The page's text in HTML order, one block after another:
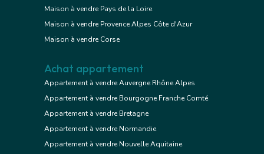
Maison à vendre Pays de la Loire
Maison à vendre Provence Alpes Côte d'Azur
Maison à vendre Corse
Achat appartement
Appartement à vendre Auvergne Rhône Alpes
Appartement à vendre Bourgogne Franche Comté
Appartement à vendre Bretagne
Appartement à vendre Normandie
Appartement à vendre Nouvelle Aquitaine